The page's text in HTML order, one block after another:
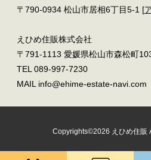
〒790-0934 松山市居相6丁目5-1 [
えひめ住販株式会社
〒791-1113 愛媛県松山市森松町
TEL 089-997-7230
MAIL info@ehime-estate-navi.com
Copyrights©2026 えひめ住販